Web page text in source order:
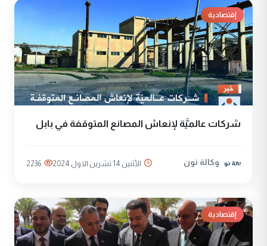
إقتصادية
شركات عالميَّة لإنعاش المصانع المتوقفة في بابل
وكالة نون الأثنين 14 تشرين الاول 2024 2236
إقتصادية